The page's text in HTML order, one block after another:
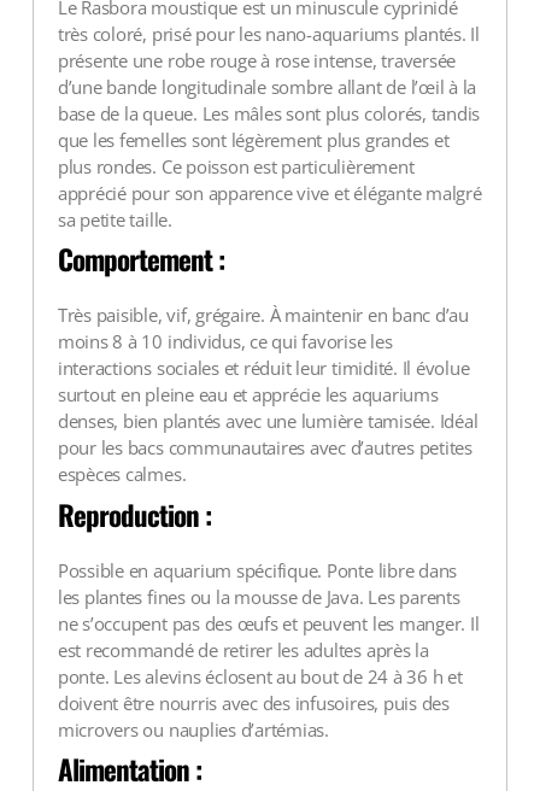
Le Rasbora moustique est un minuscule cyprinidé
très coloré, prisé pour les nano-aquariums plantés. Il
présente une robe rouge à rose intense, traversée
d’une bande longitudinale sombre allant de l’œil à la
base de la queue. Les mâles sont plus colorés, tandis
que les femelles sont légèrement plus grandes et
plus rondes. Ce poisson est particulièrement
apprécié pour son apparence vive et élégante malgré
sa petite taille.
Comportement :
Très paisible, vif, grégaire. À maintenir en banc d’au
moins 8 à 10 individus, ce qui favorise les
interactions sociales et réduit leur timidité. Il évolue
surtout en pleine eau et apprécie les aquariums
denses, bien plantés avec une lumière tamisée. Idéal
pour les bacs communautaires avec d’autres petites
espèces calmes.
Reproduction :
Possible en aquarium spécifique. Ponte libre dans
les plantes fines ou la mousse de Java. Les parents
ne s’occupent pas des œufs et peuvent les manger. Il
est recommandé de retirer les adultes après la
ponte. Les alevins éclosent au bout de 24 à 36 h et
doivent être nourris avec des infusoires, puis des
microvers ou nauplies d’artémias.
Alimentation :